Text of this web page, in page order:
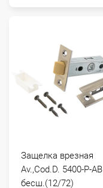
Защелка врезная
Av.,Cod.D. 5400-P-AB
бесш.(12/72)